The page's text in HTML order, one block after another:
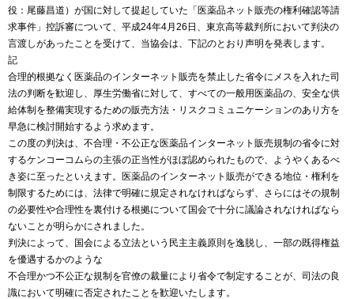
役：尾藤昌道）が国に対して提起していた「医薬品ネット販売の権利確認等請
求事件」控訴審について、平成24年4月26日、東京高等裁判所において判決の
言渡しがあったことを受けて、当協会は、下記のとおり声明を発表します。
記
合理的根拠なく医薬品のインターネット販売を禁止した省令にメスを入れた司
法の判断を歓迎し、厚生労働省に対して、すべての一般用医薬品の、安全な供
給体制を整備実現するための販売方法・リスクコミュニケーションのあり方を
早急に検討開始するよう求めます。
この度の判決は、不合理・不公正な医薬品インターネット販売規制の省令に対
するケンコーコムらの主張の正当性がほぼ認められたもので、ようやくあるべ
き姿に至ったといえます。医薬品のインターネット販売ができる地位・権利を
制限するためには、法律で明確に規定されなければならず、さらにはその規制
の必要性や合理性を裏付ける根拠について国会で十分に議論されなければなら
ないことが明らかにされました。
判決によって、国会による立法という民主主義原則を逸脱し、一部の既得権益
を優遇するかのような
不合理かつ不公正な規制を官僚の裁量により省令で制定することが、司法の良
識において明確に否定されたことを歓迎いたします。